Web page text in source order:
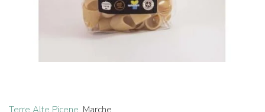
Terre Alte Picene, Marche